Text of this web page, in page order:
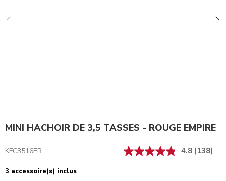
MINI HACHOIR DE 3,5 TASSES - ROUGE EMPIRE
KFC3516ER 4.8 (138)
3 accessoire(s) inclus